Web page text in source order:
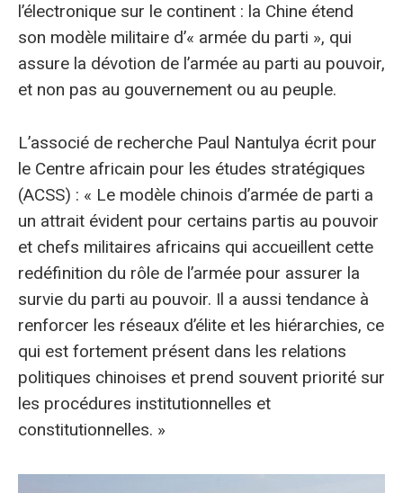
l’électronique sur le continent : la Chine étend
son modèle militaire d’« armée du parti », qui
assure la dévotion de l’armée au parti au pouvoir,
et non pas au gouvernement ou au peuple.
L’associé de recherche Paul Nantulya écrit pour
le Centre africain pour les études stratégiques
(ACSS) : « Le modèle chinois d’armée de parti a
un attrait évident pour certains partis au pouvoir
et chefs militaires africains qui accueillent cette
redéfinition du rôle de l’armée pour assurer la
survie du parti au pouvoir. Il a aussi tendance à
renforcer les réseaux d’élite et les hiérarchies, ce
qui est fortement présent dans les relations
politiques chinoises et prend souvent priorité sur
les procédures institutionnelles et
constitutionnelles. »